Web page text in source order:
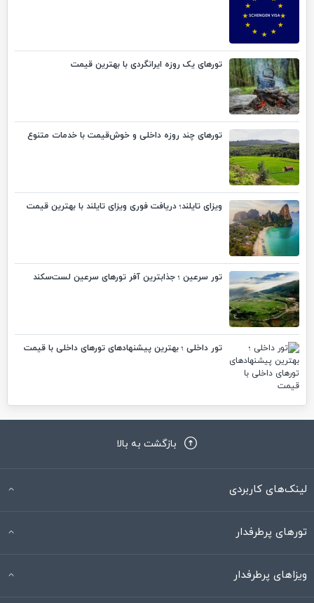
تورهای یک روزه ایرانگردی با بهترین قیمت
تورهای چند روزه داخلی و خوش‌قیمت با خدمات متنوع
ویزای تایلند؛ دریافت فوری ویزای تایلند با بهترین قیمت
تور سرعین ؛ جذابترین آفر تورهای سرعین لست‌سکند
تور داخلی ؛ بهترین پیشنهادهای تورهای داخلی با قیمت
بازگشت به بالا
لینک‌های کاربردی
تورهای پرطرفدار
ویزاهای پرطرفدار